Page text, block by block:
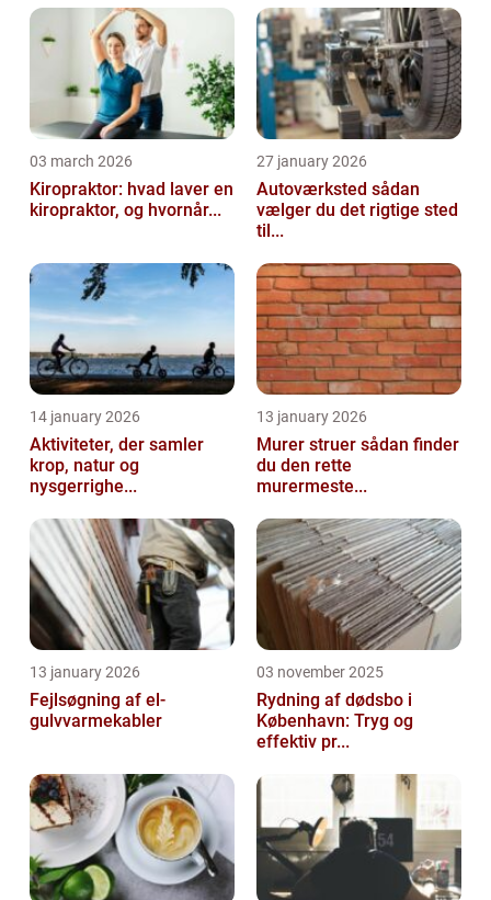
03 march 2026
Kiropraktor: hvad laver en
kiropraktor, og hvornår...
27 january 2026
Autoværksted sådan
vælger du det rigtige sted
til...
14 january 2026
Aktiviteter, der samler
krop, natur og
nysgerrighe...
13 january 2026
Murer struer sådan finder
du den rette
murermeste...
13 january 2026
Fejlsøgning af el-
gulvvarmekabler
03 november 2025
Rydning af dødsbo i
København: Tryg og
effektiv pr...